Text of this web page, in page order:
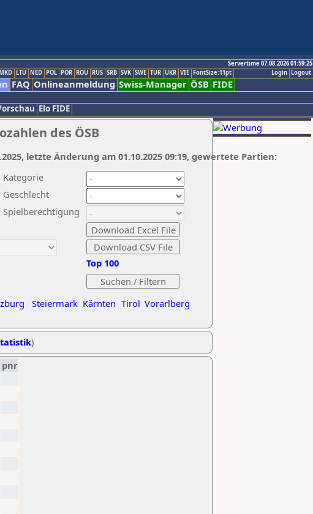
Servertime 07.08.2026 01:59:25
Logout
Login
LTU NED POL POR ROU RUS SRB SVK SWE TUR UKR VIE FontSize:11pt
FAQ Onlineanmeldung Swiss-Manager ÖSB FIDE
Elo FIDE
des ÖSB
Kategorie
Geschlecht
Spielberechtigung
Steiermark Kärnten Tirol Vorarlberg
Top 100
letzte Änderung am 01.10.2025 09:19, gewertete Partien:
)
pnr